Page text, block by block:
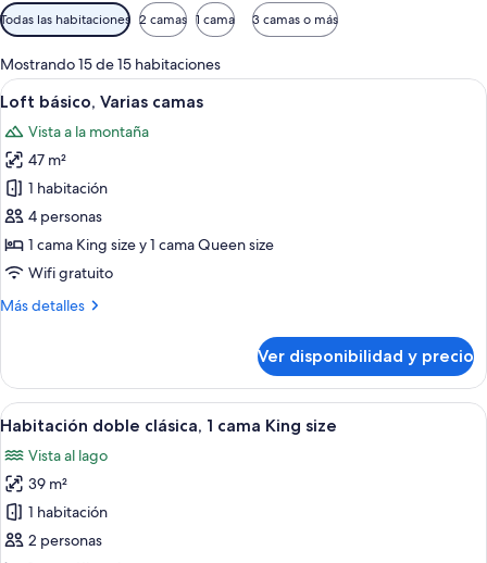
Filtros
disponibles
para
las
habitaciones
Todas las habitaciones 2 camas 1 cama 3 camas o más
Mostrando 15 de 15 habitaciones
Ver
todas
las
fotos
de
Loft
básico,
Varias
Habitación de hotel con una cama
6
Loft básico, Varias camas
Vista a la montaña
47 m²
1 habitación
4 personas
1 cama King size y 1 cama Queen size
Wifi gratuito
Más detalles
Más
básico,
Varias
camas
Ver disponibilidad y precio
Ver
todas
las
fotos
de
Habitación
Una habitación de hotel con cama,
4
Habitación doble clásica, 1 cama King size
Vista al lago
39 m²
1 habitación
2 personas